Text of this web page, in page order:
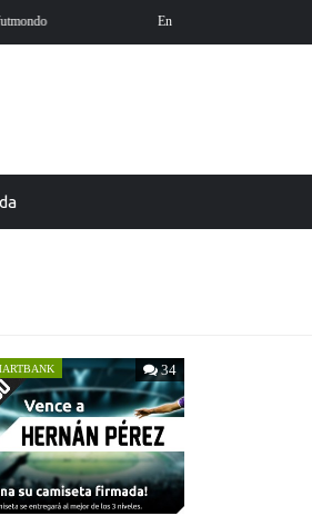
está aquí
34